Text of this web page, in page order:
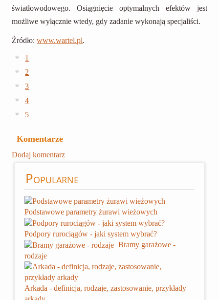
światłowodowego. Osiągnięcie optymalnych efektów jest
możliwe wyłącznie wtedy, gdy zadanie wykonają specjaliści.
Źródło:www.wartel.pl.
1
2
3
4
5
Komentarze
Dodaj komentarz
Popularne
Podstawowe parametry żurawi wieżowych
Podpory rurociągów - jaki system wybrać?
Bramy garażowe -
rodzaje
Arkada - definicja, rodzaje, zastosowanie, przykłady